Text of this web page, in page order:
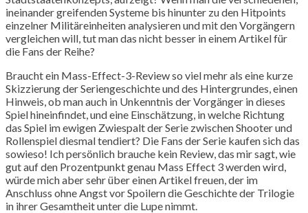
ineinander greifenden Systeme bis hinunter zu den Hitpoints
einzelner Militäreinheiten analysieren und mit den Vorgängern
vergleichen will, tut man das nicht besser in einem Artikel für
die Fans der Reihe?
Braucht ein Mass-Effect-3-Review so viel mehr als eine kurze
Skizzierung der Seriengeschichte und des Hintergrundes, einen
Hinweis, ob man auch in Unkenntnis der Vorgänger in dieses
Spiel hineinfindet, und eine Einschätzung, in welche Richtung
das Spiel im ewigen Zwiespalt der Serie zwischen Shooter und
Rollenspiel diesmal tendiert? Die Fans der Serie kaufen sich das
sowieso! Ich persönlich brauche kein Review, das mir sagt, wie
gut auf den Prozentpunkt genau Mass Effect 3 werden wird,
würde mich aber sehr über einen Artikel freuen, der im
Anschluss ohne Angst vor Spoilern die Geschichte der Trilogie
in ihrer Gesamtheit unter die Lupe nimmt.